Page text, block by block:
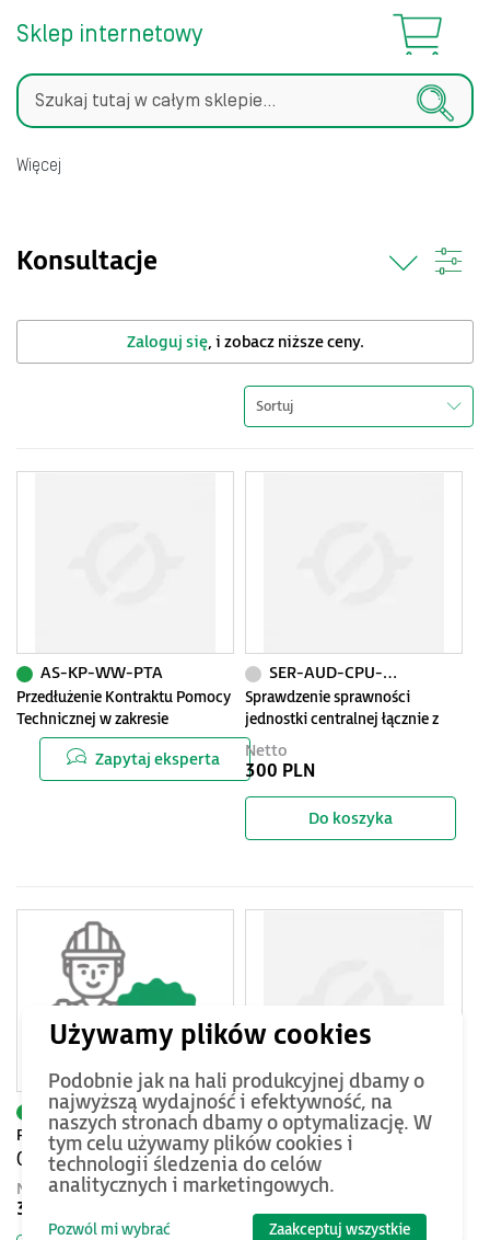
Sklep internetowy
Szukaj
Więcej
Konsultacje
Zaloguj się, i zobacz niższe ceny.
Sortuj
Przedłużenie Kontraktu Pomocy
Technicznej w zakresie
oprogramowania Wonderware
AS-KP-WW-PTA
Zapytaj eksperta
Sprawdzenie sprawności
jednostki centralnej łącznie z
wbudowanymi
wejściami/wyjściami
SER-AUD-CPU-IO
Netto
300 PLN
Do koszyka
Punkty techniczno - rabatowe
(PTR), do wykorzystania na
konsultacje ze specjalistą
ASTOR, dodatkowe 60 minut
AS-120PTR-PTA
Netto
350 PLN
Wysyłka robota
KAW-WYSYLKA
Netto
500 PLN
Podobnie jak na hali produkcyjnej dbamy o
najwyższą wydajność i efektywność, na
naszych stronach dbamy o optymalizację. W
tym celu używamy plików cookies i
technologii śledzenia do celów
analitycznych i marketingowych.
Pozwól mi wybrać Zaakceptuj wszystkie